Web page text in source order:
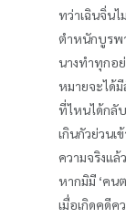
ทว่าเฉินจิ่น
ตำหนักบูรพ
นางทำทุกอ
หมายจะได้
ที่ไหนได้กลั
เกินกัวย่วนเ
ความจริงแล้
หากมิมี ‘คน
เมื่อเกิดคดี